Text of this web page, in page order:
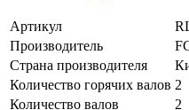
Артикул
Производитель
Страна производителя
Количество горячих валов 2
Количество валов
2